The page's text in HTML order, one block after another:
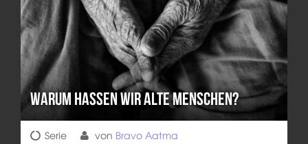
Warum hassen wir alte Menschen?
Serie von Bravo Aatma